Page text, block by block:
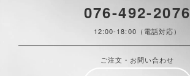
076-492-2076
12:00-18:00（電話対応）
ご注文・お問い合わせ